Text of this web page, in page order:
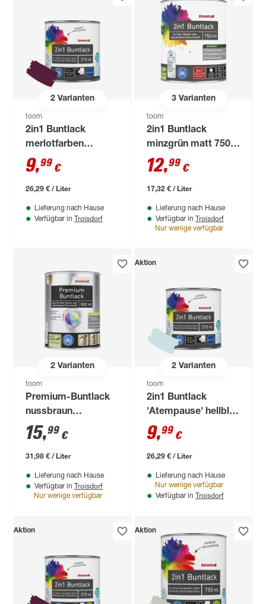
2Varianten
toom
2in1 Buntlack
merlotfarben
glänzend 375 ml
9,99 €
26,29 € / Liter
Lieferung nach Hause
Verfügbar in Troisdorf
3Varianten
toom
2in1 Buntlack
minzgrün matt 750
ml
12,99 €
17,32 € / Liter
Lieferung nach Hause
Verfügbar in Troisdorf
Nur wenige verfügbar
2Varianten
toom
Premium-Buntlack
nussbraun
seidenmatt 500 ml
15,99 €
31,98 € / Liter
Lieferung nach Hause
Verfügbar in Troisdorf
Nur wenige verfügbar
2Varianten
Aktion
toom
2in1 Buntlack
'Atempause' hellblau
glänzend 375 ml
9,99 €
26,29 € / Liter
Lieferung nach Hause
Nur wenige verfügbar
Verfügbar in Troisdorf
Aktion Aktion